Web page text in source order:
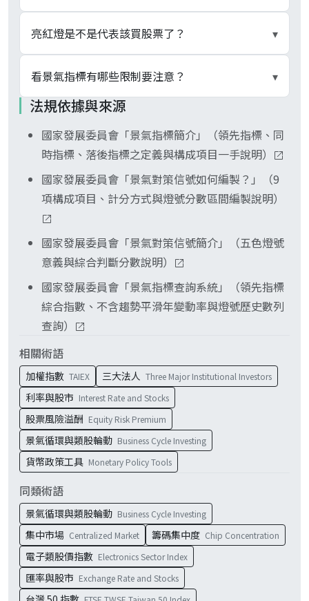
斷分數、再對應五色燈號的另一套工具。構成項目
與計算方式都不同。
判斷分數，總分介於 9 至 45 分。對應燈號為：藍
燈 9 至 16 分、黃藍燈 17 至 22 分、綠燈 23 至 31
代表穩定、紅燈熱絡、藍燈低迷，黃紅燈與黃藍燈
是提醒可能轉向的注意性燈號。
預測股市的效果有限。股價指數本身就是領先指標
的構成項目之一，等於股市表現被算進了指標，拿
包含股價的指標回頭預測股價會有循環性、領先性
單、就業、半導體設備進口）的領先判讀，而不是
替加權指數抓買賣點。
亮紅燈是不是代表該買股票了？ ▾
剛好相反的風險居多。紅燈代表景氣熱絡，但此時
股價常已反映榮景、評價偏高；藍燈代表景氣低
迷，反而常是市場悲觀、評價偏低的階段。燈號描
述景氣冷熱、不是股市紅綠燈，加上公布落後當
月，照燈號顏色追買追賣容易追在轉折之後。
看景氣指標有哪些限制要注意？ ▾
三點。一是資料公布會落後當月一段時間，看到的
是過去的景氣；二是歷史數值常被國發會事後修
正，單月轉向訊號可能被回溯改寫；三是股價已是
構成項目之一、帶有循環性。所以它較適合理解景
氣循環現在走到哪個位置，不適合拿來精準擇時。
法規依據與來源
國家發展委員會「景氣指標簡介」（領先指標、同
時指標、落後指標之定義與構成項目一手說明）
國家發展委員會「景氣對策信號如何編製？」（9
項構成項目、計分方式與燈號分數區間編製說明）
國家發展委員會「景氣對策信號簡介」（五色燈號
意義與綜合判斷分數說明）
國家發展委員會「景氣指標查詢系統」（領先指標
綜合指數、不含趨勢平滑年變動率與燈號歷史數列
查詢）
相關術語
加權指數 TAIEX 三大法人 Three Major Institutional Investors
利率與股市 Interest Rate and Stocks
股票風險溢酬 Equity Risk Premium
景氣循環與類股輪動 Business Cycle Investing
貨幣政策工具 Monetary Policy Tools
同類術語
景氣循環與類股輪動 Business Cycle Investing
集中市場 Centralized Market 籌碼集中度 Chip Concentration
電子類股價指數 Electronics Sector Index
匯率與股市 Exchange Rate and Stocks